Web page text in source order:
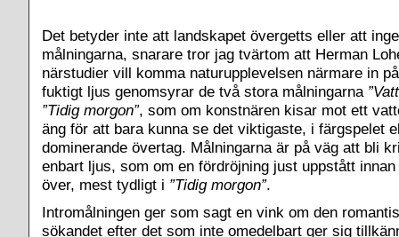
Det betyder inte att landskapet övergetts eller att
målningarna, snarare tror jag tvärtom att Herman
närstudier vill komma naturupplevelsen närmare in
fuktigt ljus genomsyrar de två stora målningarna
”Tidig morgon”, som om konstnären kisar mot ett
äng för att bara kunna se det viktigaste, i färgspelet
dominerande övertag. Målningarna är på väg att bli
enbart ljus, som om en fördröjning just uppstått
över, mest tydligt i ”Tidig morgon”.
Intromålningen ger som sagt en vink om den
sökandet efter det som inte omedelbart ger sig